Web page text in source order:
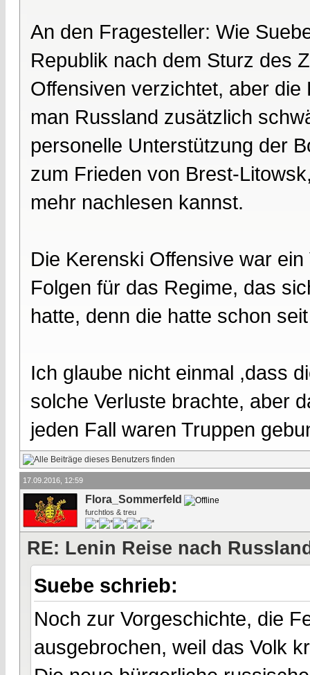
An den Fragesteller: Wie
Republik nach dem Sturz des
Offensiven verzichtet, aber
man Russland zusätzlich
personelle Unterstützung der
zum Frieden von Brest-
mehr nachlesen kannst.
Die Kerenski Offensive war
Folgen für das Regime, das
hatte, denn die hatte schon
Ich glaube nicht einmal ,dass
solche Verluste brachte, aber
jeden Fall waren Truppen
17.09.2016, 12:59
Flora_Sommerfeld
furchtlos & treu
RE: Lenin Reise nach
Suebe schrieb:
Noch zur Vorgeschichte, die
ausgebrochen, weil das Volk